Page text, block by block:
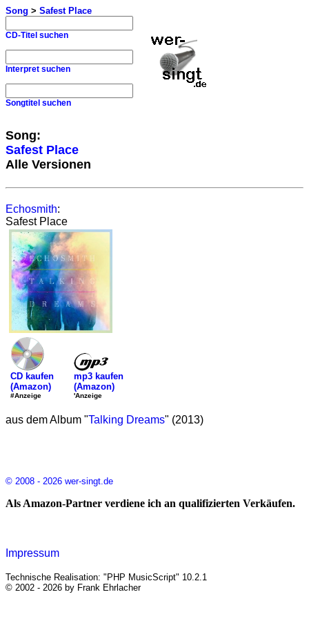
Song > Safest Place
CD-Titel suchen
Interpret suchen
Songtitel suchen
Song:
Safest Place
Alle Versionen
Echosmith:
Safest Place
CD kaufen
(Amazon)
#Anzeige
mp3 kaufen
(Amazon)
'Anzeige
aus dem Album "Talking Dreams" (2013)
© 2008 - 2026 wer-singt.de
Als Amazon-Partner verdiene ich an qualifizierten Verkäufen.
Impressum
Technische Realisation: "PHP MusicScript" 10.2.1
© 2002 - 2026 by Frank Ehrlacher